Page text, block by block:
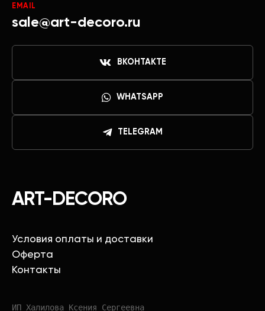
ART-DECORO
Условия оплаты и доставки
Оферта
Контакты
ИП Халилова Ксения Сергеевна
EMAIL
sale@art-decoro.ru
ВКОНТАКТЕ
WHATSAPP
TELEGRAM